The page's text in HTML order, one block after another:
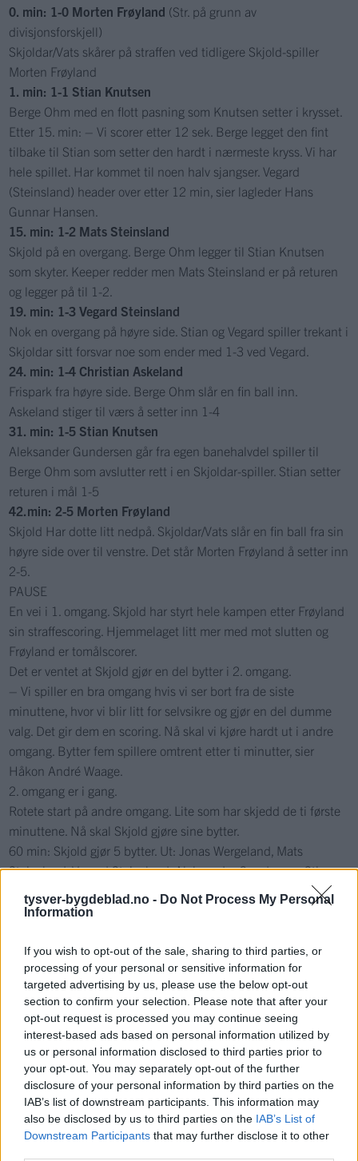
tysver-bygdeblad.no - Do Not Process My Personal
Information
If you wish to opt-out of the sale, sharing to third parties, or
processing of your personal or sensitive information for
targeted advertising by us, please use the below opt-out
section to confirm your selection. Please note that after your
opt-out request is processed you may continue seeing
interest-based ads based on personal information utilized by
us or personal information disclosed to third parties prior to
your opt-out. You may separately opt-out of the further
disclosure of your personal information by third parties on the
IAB’s list of downstream participants. This information may
also be disclosed by us to third parties on the IAB’s List of
Downstream Participants that may further disclose it to other
0. min: 1-0 Morten Frøyland (Str. på grunn av
divisjonsforskjell)
Skjoldar/Vats skårer på straffen ved tidligere Skjold-spiller
Morten Frøyland
1. min: 1-1 Stian Knutsen
Berge Ohm med en flott pasning som Knutsen setter i krysset.
Etter 15. min: – Vi scorer etter 12 sek. Berge legget den fint
tilbake til Stian som setter den hardt i nærmeste kryss. Vi har
hele spillet. Har kommet til noen halv sjangser. Vegard
(Steinsland) header over etter 12 min, sier lagleder Hans
Gunnar Hansen.
15. min: 1-2 Mats Steinsland
Skjold på en overgang. Berge Ohm legger til Stian Knutsen
som skyter. Keeper redder men Mats Steinsland er på returen
og legger på til 1-2.
19. min: 1-3 Vegard Steinsland
Nok en overgang på høyre side. Stian og Vegard spiller trekant i
Skjoldar sitt forsvar noe som ender med 1-3 ved Vegard.
24. min: 1-4 Christian Askeland
Frispark fra høyre side. Berge Ohm slår en fin ball inn.
Askeland stiger til værs å setter inn 1-4
31. min: 1-5 Stian Knutsen
Aleksander Gundersen går fra egen banehalvdel spiller til
Berge Ohm som avslutter rett i en Skjoldar-spiller. Stian setter
returen i mål 1-5
42.min: 2-5 Morten Frøyland
Skjold Har dotte litt nedpå. Skjoldar/Vats slår en fin ball fra sin
høyre side over til venstre. Det står Morten Frøyland å setter inn
2-5.
PAUSE
En vei i 1. omgang. Skjold har styrt hele kampen etter Frøyland
sin straffescoring. Hjemmelaget litt mer med mot slutten og
Frøyland er tomålscorer.
Det er ventet at Skjold gjør en del bytter i 2. omgang.
– Vi spiller en bra omgang hvis vi ser bort fra de siste
minuttene, hvor vi blir litt for selvsikre og gjør en del dumme
valg. Det gir dem en scoring. Nå skal vi kjøre hardt ut i andre
omgang. Bytter fem spillere omtrent etter ti minutter, sier
Håkon André Waage.
2. omgang er i gang.
Rotete start på andre omgang. Lite som har skjedd de ti første
minuttene. Nå skal Skjold gjøre sine bytter.
60 min: Skjold gjør 5 bytter. Ut: Jonas Wergeland, Mats
Steinsland, Vegard Steinsland, Aleksander Gundersen, Stian
Knutsen. Inn Knut Eirik Kringeland, John Hettervik, Ole Johan
Skare, Ali Amir og Roald Berge.
en fantastisk 1. omgang. Ia lle fall for de som holder med
Skjold….
Skjold holder ikke samme standard som i 1. omgang. Mye
dårlig på banen nå, uten at hjemmelaget skaper noe av den
grunn.
Skjold tar over igjen. 70 min Berge Ohm kommer gjennom
alene med keeper. Keeper slår til corner som det ikke blir noe
ut av.
Skjold ser ut til å ha bestemt seg for å styre dette inn til en
sikker kvartfinaleplass. Triller ball og koser seg i Vats akkurat